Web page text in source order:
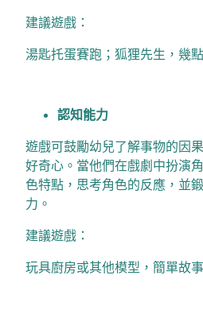
建議遊戲：
湯匙托蛋賽跑；狐狸先生，幾
認知能力
遊戲可鼓勵幼兒了解事物的因
好奇心。當他們在戲劇中扮演
色特點，思考角色的反應，並
力。
建議遊戲：
玩具廚房或其他模型，簡單故